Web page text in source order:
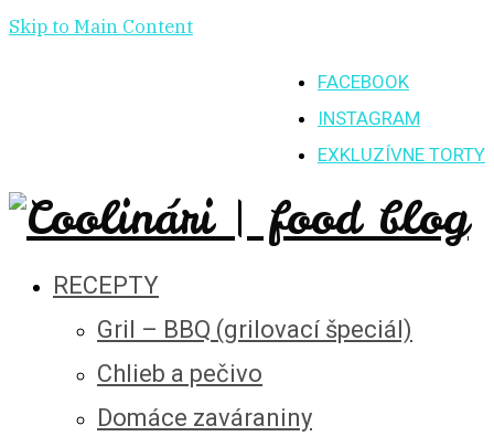
Skip to Main Content
FACEBOOK
INSTAGRAM
EXKLUZÍVNE TORTY
RECEPTY
Gril – BBQ (grilovací špeciál)
Chlieb a pečivo
Domáce zaváraniny